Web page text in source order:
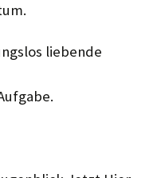
liebende